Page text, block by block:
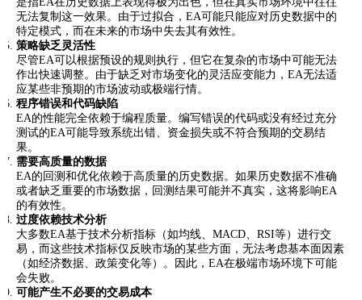
无法复制这一效果。由于过拟合，EA可能只能应对历史数据中的
特定模式，而在未来的市场中失去其有效性。
策略缺乏灵活性
尽管EA可以根据预设的规则执行，但它在复杂的市场中可能无法
作出快速调整。由于缺乏对市场变化的灵活应变能力，EA无法适
应某些非预期的市场波动或极端行情。
程序错误和代码缺陷
EA的性能完全依赖于编程质量。编写错误的代码或没有经过充分
测试的EA可能导致系统出错、资金损失或不符合预期的交易结
果。
需要高质量的数据
EA的回测和优化依赖于高质量的历史数据。如果历史数据不准确
或者缺乏重要的市场数据，回测结果可能并不真实，这将影响EA
的有效性。
过度依赖技术分析
大多数EA基于技术分析指标（如均线、MACD、RSI等）进行交
易，而这些技术指标仅反映市场的某些方面，无法考虑基本面因素
（如经济数据、政策变化等）。因此，EA在极端市场环境下可能
会失败。
可能产生不必要的交易成本